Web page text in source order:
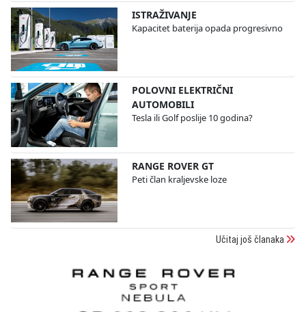
ISTRAŽIVANJE
Kapacitet baterija opada progresivno
POLOVNI ELEKTRIČNI
AUTOMOBILI
Tesla ili Golf poslije 10 godina?
RANGE ROVER GT
Peti član kraljevske loze
Učitaj još članaka